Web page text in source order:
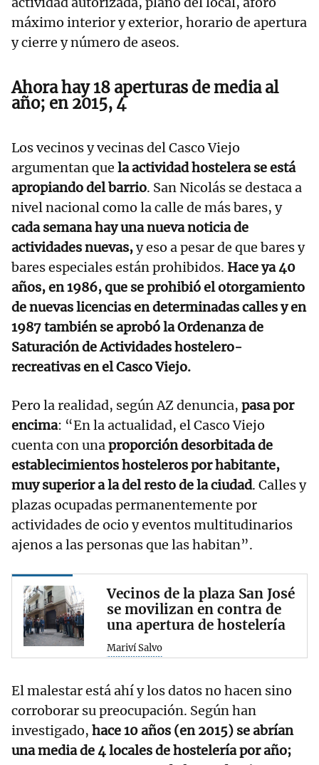
máximo interior y exterior, horario de apertura
y cierre y número de aseos.
Ahora hay 18 aperturas de media al
año; en 2015, 4
Los vecinos y vecinas del Casco Viejo
argumentan que la actividad hostelera se está
apropiando del barrio. San Nicolás se destaca a
nivel nacional como la calle de más bares, y
cada semana hay una nueva noticia de
actividades nuevas,y eso a pesar de que bares y
bares especiales están prohibidos. Hace ya 40
años, en 1986, que se prohibió el otorgamiento
de nuevas licencias en determinadas calles y en
1987 también se aprobó la Ordenanza de
Saturación de Actividades hostelero-
recreativas en el Casco Viejo.
Pero la realidad, según AZ denuncia, pasa por
encima: “En la actualidad, el Casco Viejo
cuenta con unaproporción desorbitada de
establecimientos hosteleros por habitante,
muy superior a la del resto de la ciudad. Calles y
plazas ocupadas permanentemente por
actividades de ocio y eventos multitudinarios
ajenos a las personas que las habitan”.
Vecinos de la plaza San José
se movilizan en contra de
una apertura de hostelería
Mariví Salvo
El malestar está ahí y los datos no hacen sino
corroborar su preocupación. Según han
investigado, hace 10 años (en 2015) se abrían
una media de 4 locales de hostelería por año;